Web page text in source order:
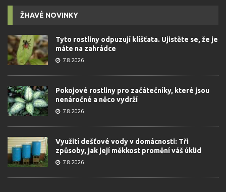
ŽHAVÉ NOVINKY
Tyto rostliny odpuzují klíšťata. Ujistěte se, že je
máte na zahrádce
7.8.2026
Pokojové rostliny pro začátečníky, které jsou
nenáročné a něco vydrží
7.8.2026
Využití dešťové vody v domácnosti: Tři
způsoby, jak její měkkost promění váš úklid
7.8.2026